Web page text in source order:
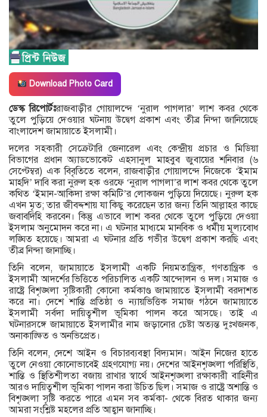
Download Photo Card
ডেস্ক রিপোর্টঃরাজবাড়ীর গোয়ালন্দে ‘নুরাল পাগলার’ লাশ কবর থেকে
তুলে পুড়িয়ে দেওয়ার ঘটনায় উদ্বেগ প্রকাশ এবং তীব্র নিন্দা জানিয়েছে
বাংলাদেশ জামায়াতে ইসলামী।
দলের সহকারী সেক্রেটারি জেনারেল এবং কেন্দ্রীয় প্রচার ও মিডিয়া
বিভাগের প্রধান অ্যাডভোকেট এহসানুল মাহবুব জুবায়ের শনিবার (৬
সেপ্টেম্বর) এক বিবৃতিতে বলেন, রাজবাড়ীর গোয়ালন্দে নিজেকে ‘ইমাম
মাহদি’ দাবি করা নুরুল হক ওরফে ‘নুরাল পাগলা’র লাশ কবর থেকে তুলে
কথিত ‘ইমান-আকিদা রক্ষা কমিটি’র লোকজন পুড়িয়ে দিয়েছে। নুরুল হক
এখন মৃত; তার জীবদ্দশায় যা কিছু করেছেন তার জন্য তিনি আল্লাহর কাছে
জবাবদিহি করবেন। কিন্তু এভাবে লাশ কবর থেকে তুলে পুড়িয়ে দেওয়া
ইসলাম অনুমোদন করে না। এ ঘটনার মাধ্যমে মানবিক ও ধর্মীয় মূল্যবোধ
লঙ্ঘিত হয়েছে। আমরা এ ঘটনার প্রতি গভীর উদ্বেগ প্রকাশ করছি এবং
তীব্র নিন্দা জানাচ্ছি।
তিনি বলেন, জামায়াতে ইসলামী একটি নিয়মতান্ত্রিক, গণতান্ত্রিক ও
ইসলামী আদর্শের ভিত্তিতে পরিচালিত একটি আন্দোলন ও দল। সমাজ ও
রাষ্ট্রে বিশৃঙ্খলা সৃষ্টিকারী কোনো কর্মকাণ্ড জামায়াতে ইসলামী বরদাশত
করে না। দেশে শান্তি প্রতিষ্ঠা ও ন্যায়ভিত্তিক সমাজ গঠনে জামায়াতে
ইসলামী সর্বদা দায়িত্বশীল ভূমিকা পালন করে আসছে। তাই এ
ঘটনারসঙ্গে জামায়াতে ইসলামীর নাম জড়ানোর চেষ্টা অত্যন্ত দুঃখজনক,
অনাকাঙ্ক্ষিত ও অনভিপ্রেত।
তিনি বলেন, দেশে আইন ও বিচারব্যবস্থা বিদ্যমান। আইন নিজের হাতে
তুলে নেওয়া কোনোভাবেই গ্রহণযোগ্য নয়। দেশের আইনশৃঙ্খলা পরিস্থিতি,
শান্তি ও স্থিতিশীলতা বজায় রাখার স্বার্থে আইনশৃঙ্খলা রক্ষাকারী বাহিনীর
আরও দায়িত্বশীল ভূমিকা পালন করা উচিত ছিল। সমাজ ও রাষ্ট্রে অশান্তি ও
বিশৃঙ্খলা সৃষ্টি করতে পারে এমন সব কর্মকা- থেকে বিরত থাকার জন্য
আমরা সংশ্লিষ্ট মহলের প্রতি আহ্বান জানাচ্ছি।